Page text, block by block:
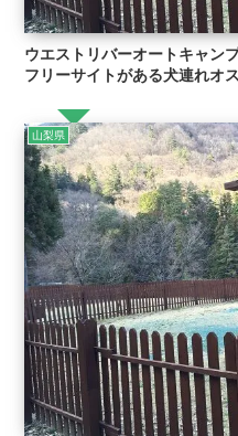
ウエストリバーオートキャン
フリーサイトがある犬連れオ
山梨県